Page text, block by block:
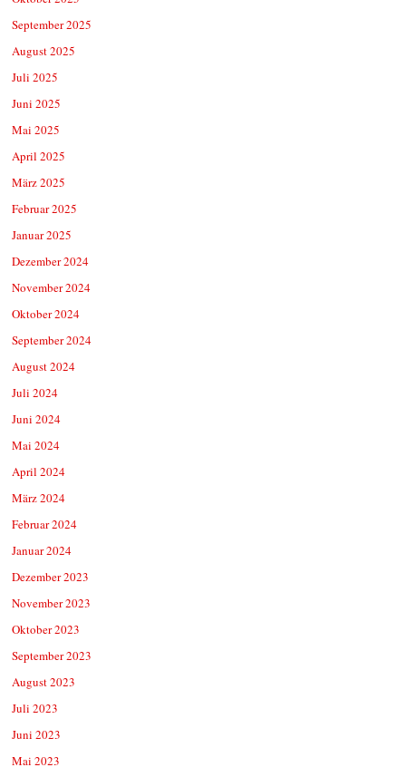
September 2025
August 2025
Juli 2025
Juni 2025
Mai 2025
April 2025
März 2025
Februar 2025
Januar 2025
Dezember 2024
November 2024
Oktober 2024
September 2024
August 2024
Juli 2024
Juni 2024
Mai 2024
April 2024
März 2024
Februar 2024
Januar 2024
Dezember 2023
November 2023
Oktober 2023
September 2023
August 2023
Juli 2023
Juni 2023
Mai 2023